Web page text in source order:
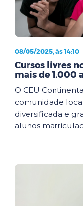
08/05/2025, às 14:10
Cursos livres
mais de 1.000
O CEU
comunidade
diversificada e
alunos